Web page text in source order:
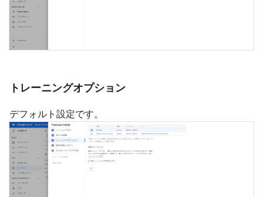
トレーニングオプション
デフォルト設定です。